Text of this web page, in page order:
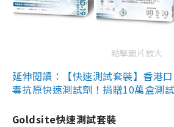
點擊圖片放大
延伸閱讀：【快速測試套裝】香港
毒抗原快速測試劑！捐贈10萬盒測
Goldsite快速測試套裝